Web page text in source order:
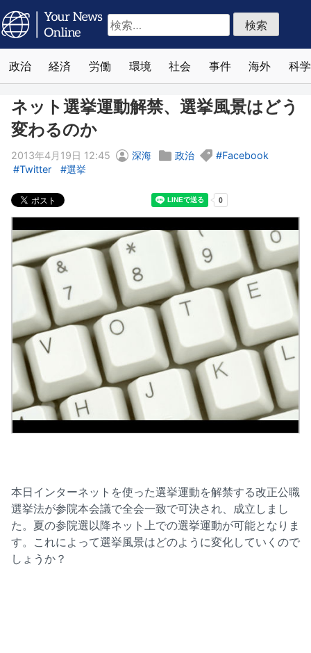
検
索:
政治 経済 労働 環境 社会 事件 海外 科学
ネット選挙運動解禁、選挙風景はどう
変わるのか
2013年4月19日 12:45 深海 政治
Facebook
Twitter
選挙
本日インターネットを使った選挙運動を解禁する改正公職
選挙法が参院本会議で全会一致で可決され、成立しまし
た。夏の参院選以降ネット上での選挙運動が可能となりま
す。これによって選挙風景はどのように変化していくので
しょうか？